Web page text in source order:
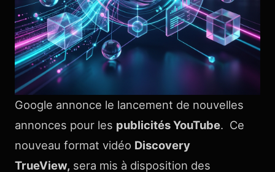
Google annonce le lancement de nouvelles
annonces pour les publicités YouTube. Ce
nouveau format vidéo Discovery
TrueView, sera mis à disposition des